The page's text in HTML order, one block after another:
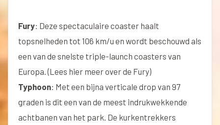
Fury: Deze spectaculaire coaster haalt
topsnelheden tot 106 km/u en wordt beschouwd als
een van de snelste triple-launch coasters van
Europa. (Lees hier meer over de Fury)
Typhoon: Met een bijna verticale drop van 97
graden is dit een van de meest indrukwekkende
achtbanen van het park. De kurkentrekkers